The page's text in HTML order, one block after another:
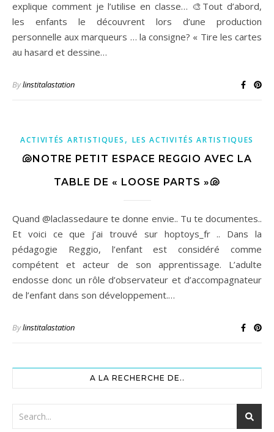
explique comment je l’utilise en classe… 🎨Tout d’abord,
les enfants le découvrent lors d’une production
personnelle aux marqueurs … la consigne? « Tire les cartes
au hasard et dessine…
Bylinstitalastation
ACTIVITÉS ARTISTIQUES , LES ACTIVITÉS ARTISTIQUES
🐚NOTRE PETIT ESPACE REGGIO AVEC LA
TABLE DE « LOOSE PARTS »🐚
Quand @laclassedaure te donne envie.. Tu te documentes..
Et voici ce que j’ai trouvé sur hoptoys_fr .. Dans la
pédagogie Reggio, l’enfant est considéré comme
compétent et acteur de son apprentissage. L’adulte
endosse donc un rôle d’observateur et d’accompagnateur
de l’enfant dans son développement.…
Bylinstitalastation
A LA RECHERCHE DE..